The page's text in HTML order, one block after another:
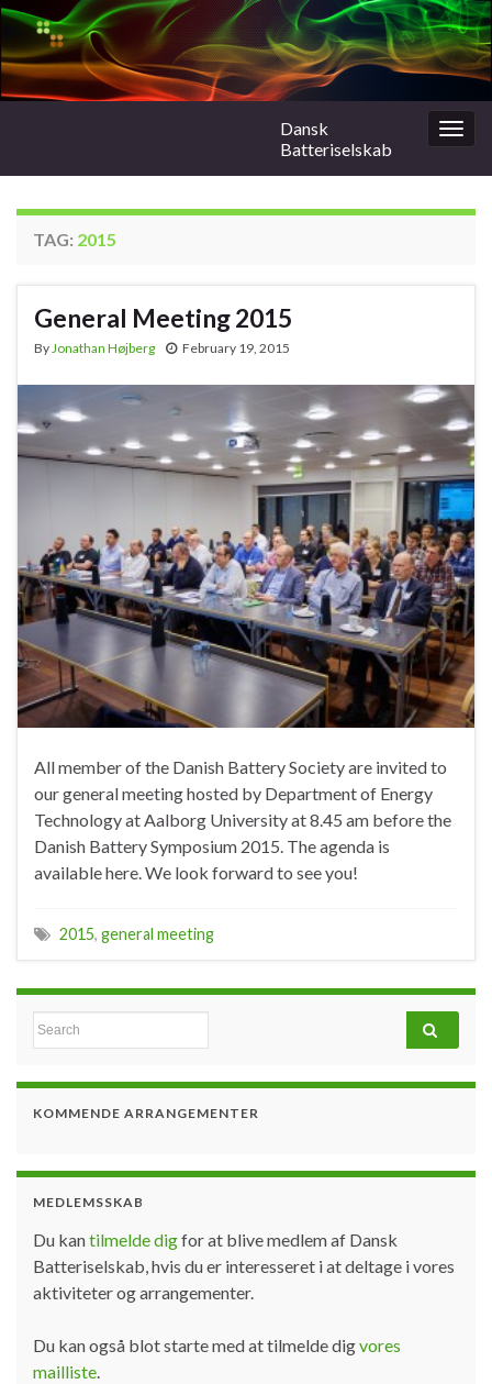
Dansk
Batteriselskab
TAG: 2015
General Meeting 2015
ByJonathan Højberg February 19, 2015
All member of the Danish Battery Society are invited to
our general meeting hosted by Department of Energy
Technology at Aalborg University at 8.45 am before the
Danish Battery Symposium 2015. The agenda is
available here. We look forward to see you!
2015, general meeting
Search for:
KOMMENDE ARRANGEMENTER
MEDLEMSSKAB
Du kantilmelde digfor at blive medlem af Dansk
Batteriselskab, hvis du er interesseret i at deltage i vores
aktiviteter og arrangementer.
Du kan også blot starte med at tilmelde digvores
mailliste.